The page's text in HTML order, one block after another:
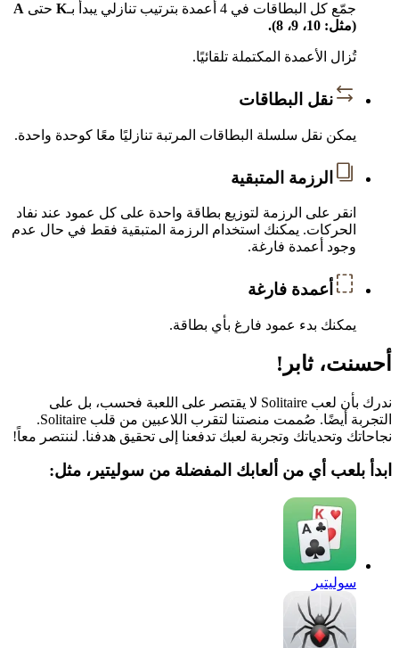
جمّع كل البطاقات في 4 أعمدة بترتيب تنازلي يبدأ بـ K حتى A
(مثل: 10، 9، 8).
تُزال الأعمدة المكتملة تلقائيًا.
نقل البطاقات
يمكن نقل سلسلة البطاقات المرتبة تنازليًا معًا كوحدة واحدة.
الرزمة المتبقية
انقر على الرزمة لتوزيع بطاقة واحدة على كل عمود عند نفاد
الحركات. يمكنك استخدام الرزمة المتبقية فقط في حال عدم
وجود أعمدة فارغة.
أعمدة فارغة
يمكنك بدء عمود فارغ بأي بطاقة.
أحسنت، ثابر!
ندرك بأن لعب Solitaire لا يقتصر على اللعبة فحسب، بل على
التجربة أيضًا. صُممت منصتنا لتقرب اللاعبين من قلب Solitaire.
نجاحاتك وتحدياتك وتجربة لعبك تدفعنا إلى تحقيق هدفنا. لننتصر معاً!
ابدأ بلعب أي من ألعابك المفضلة من سوليتير، مثل:
سوليتير